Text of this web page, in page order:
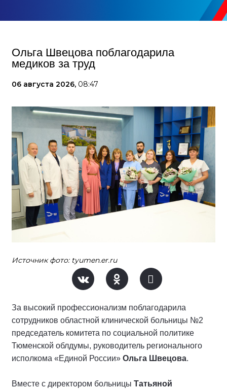
Ольга Швецова поблагодарила
медиков за труд
06 августа 2026, 08:47
Источник фото: tyumen.er.ru
За высокий профессионализм поблагодарила
сотрудников областной клинической больницы №2
председатель комитета по социальной политике
Тюменской облдумы, руководитель регионального
исполкома «Единой России» Ольга Швецова.
Вместе с директором больницы Татьяной